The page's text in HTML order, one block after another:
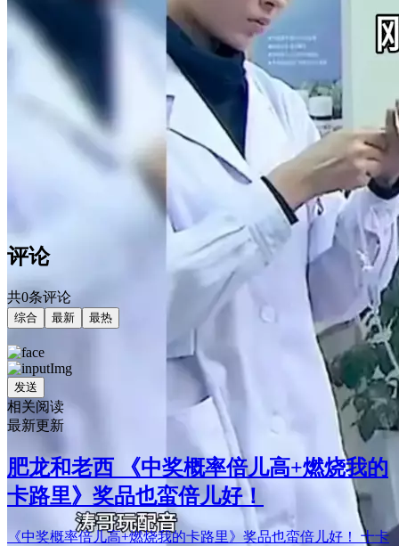
评论
共0条评论
综合 最新 最热
发送
相关阅读
最新更新
肥龙和老西 《中奖概率倍儿高+燃烧我的
卡路里》奖品也蛮倍儿好！
《中奖概率倍儿高+燃烧我的卡路里》奖品也蛮倍儿好！ 十卡